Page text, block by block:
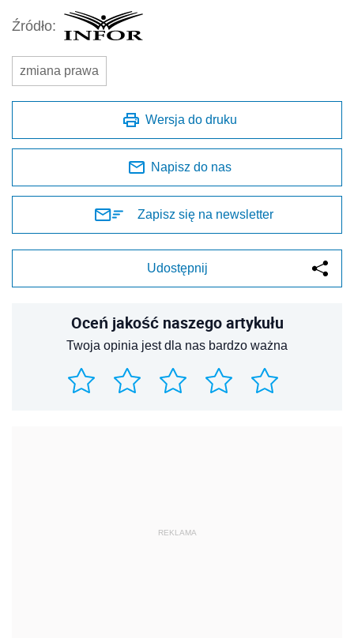
Źródło:
zmiana prawa
Wersja do druku
Napisz do nas
Zapisz się na newsletter
Udostępnij
Oceń jakość naszego artykułu
Twoja opinia jest dla nas bardzo ważna
REKLAMA